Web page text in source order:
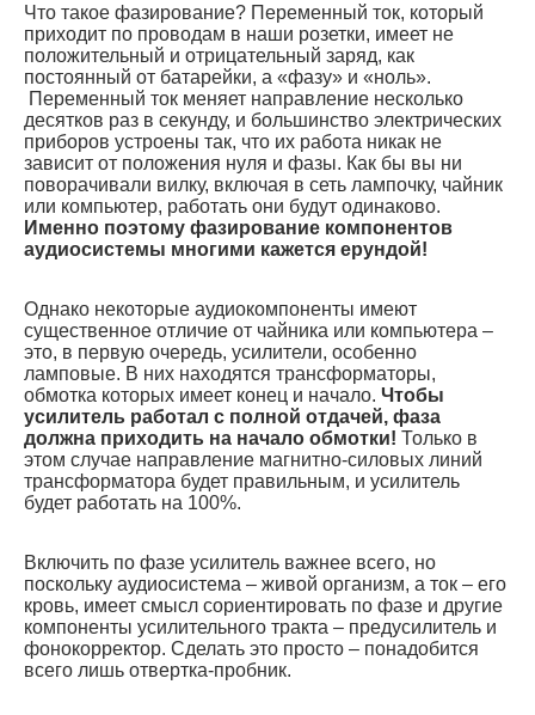
Что такое фазирование? Переменный ток, который
приходит по проводам в наши розетки, имеет не
положительный и отрицательный заряд, как
постоянный от батарейки, а «фазу» и «ноль».
Переменный ток меняет направление несколько
десятков раз в секунду, и большинство электрических
приборов устроены так, что их работа никак не
зависит от положения нуля и фазы. Как бы вы ни
поворачивали вилку, включая в сеть лампочку, чайник
или компьютер, работать они будут одинаково.
Именно поэтому фазирование компонентов
аудиосистемы многими кажется ерундой!
Однако некоторые аудиокомпоненты имеют
существенное отличие от чайника или компьютера –
это, в первую очередь, усилители, особенно
ламповые. В них находятся трансформаторы,
обмотка которых имеет конец и начало. Чтобы
усилитель работал с полной отдачей, фаза
должна приходить на начало обмотки! Только в
этом случае направление магнитно-силовых линий
трансформатора будет правильным, и усилитель
будет работать на 100%.
Включить по фазе усилитель важнее всего, но
поскольку аудиосистема – живой организм, а ток – его
кровь, имеет смысл сориентировать по фазе и другие
компоненты усилительного тракта – предусилитель и
фонокорректор. Сделать это просто – понадобится
всего лишь отвертка-пробник.